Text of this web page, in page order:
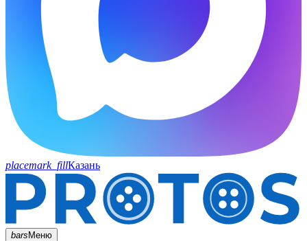
placemark_fillКазань
barsМеню